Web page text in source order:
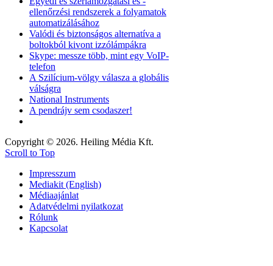
ellenőrzési rendszerek a folyamatok
automatizálásához
Valódi és biztonságos alternatíva a
boltokból kivont izzólámpákra
Skype: messze több, mint egy VoIP-
telefon
A Szilícium-völgy válasza a globális
válságra
National Instruments
A pendrájv sem csodaszer!
Copyright © 2026. Heiling Média Kft.
Scroll to Top
Impresszum
Mediakit (English)
Médiaajánlat
Adatvédelmi nyilatkozat
Rólunk
Kapcsolat